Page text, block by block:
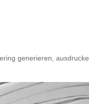
generieren,